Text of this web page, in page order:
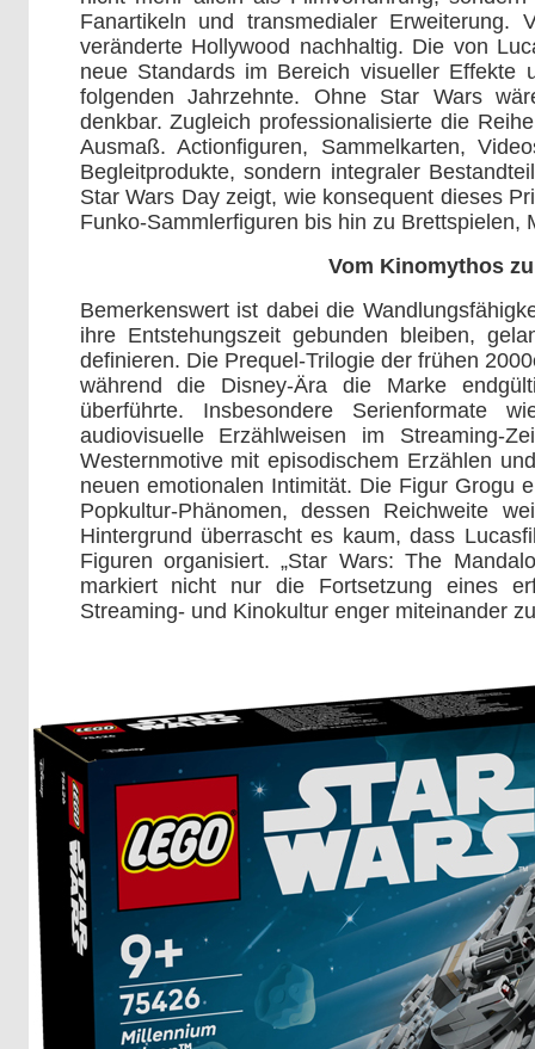
Fanartikeln und transmedialer Erweiterung.
veränderte Hollywood nachhaltig. Die von
neue Standards im Bereich visueller Effekte
folgenden Jahrzehnte. Ohne Star Wars
denkbar. Zugleich professionalisierte die
Ausmaß. Actionfiguren, Sammelkarten,
Begleitprodukte, sondern integraler
Star Wars Day zeigt, wie konsequent dieses
Funko-Sammlerfiguren bis hin zu Brettspielen,
Vom Kinomythos
Bemerkenswert ist dabei die
ihre Entstehungszeit gebunden bleiben,
definieren. Die Prequel-Trilogie der frühen
während die Disney-Ära die Marke
überführte. Insbesondere Serienformate
audiovisuelle Erzählweisen im Streaming-
Westernmotive mit episodischem Erzählen
neuen emotionalen Intimität. Die Figur Grogu
Popkultur-Phänomen, dessen Reichweite
Hintergrund überrascht es kaum, dass
Figuren organisiert. „Star Wars: The
markiert nicht nur die Fortsetzung eines
Streaming- und Kinokultur enger miteinander